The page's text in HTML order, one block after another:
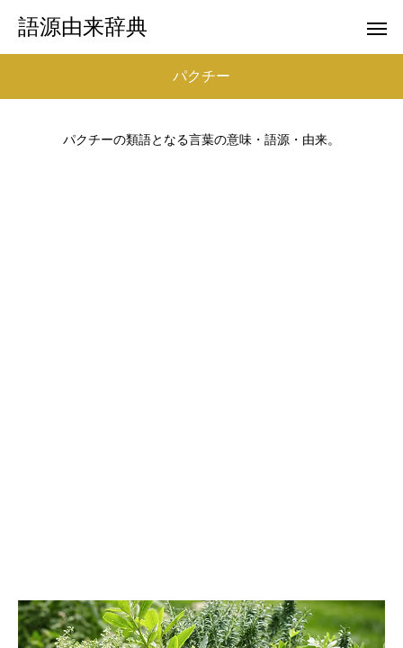
語源由来辞典
パクチー
パクチーの類語となる言葉の意味・語源・由来。